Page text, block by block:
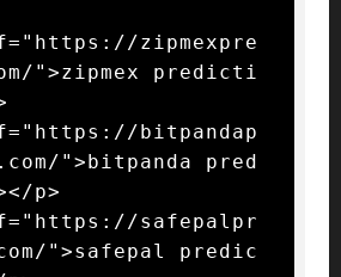
zipmexpre
">zipmex predicti
bitpandap
">bitpanda pred
p>
safepalpr
">safepal predic